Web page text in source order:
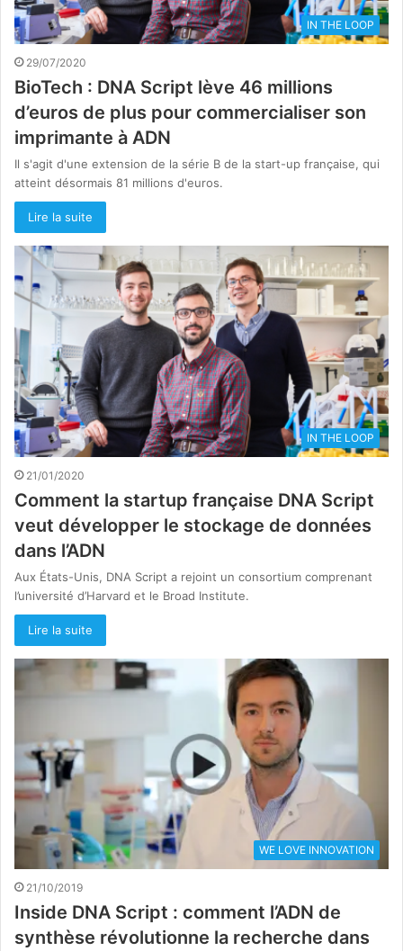
IN THE LOOP
29/07/2020
BioTech : DNA Script lève 46 millions
d’euros de plus pour commercialiser son
imprimante à ADN
Il s'agit d'une extension de la série B de la start-up française, qui
atteint désormais 81 millions d'euros.
Lire la suite
IN THE LOOP
21/01/2020
Comment la startup française DNA Script
veut développer le stockage de données
dans l’ADN
Aux États-Unis, DNA Script a rejoint un consortium comprenant
l’université d’Harvard et le Broad Institute.
Lire la suite
WE LOVE INNOVATION
21/10/2019
Inside DNA Script : comment l’ADN de
synthèse révolutionne la recherche dans